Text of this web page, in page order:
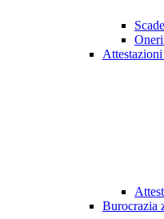
Burocrazia